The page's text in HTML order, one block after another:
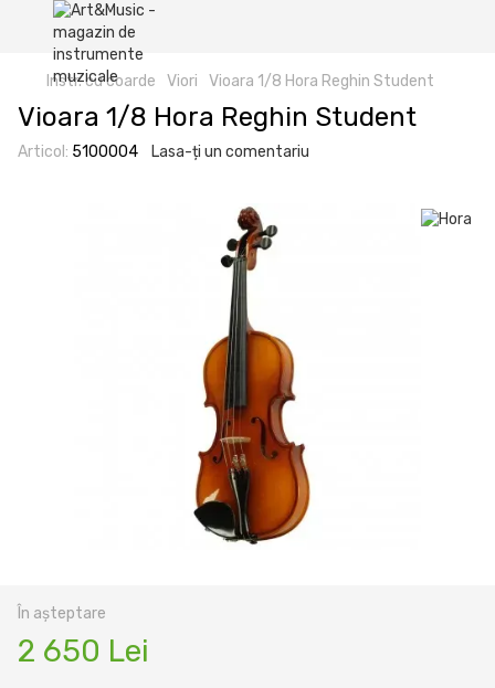
Instr. cu coarde Viori Vioara 1/8 Hora Reghin Student
Vioara 1/8 Hora Reghin Student
Articol: 5100004 Lasa-ți un comentariu
În așteptare
2 650 Lei